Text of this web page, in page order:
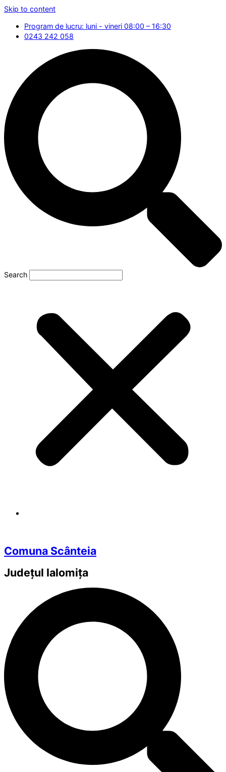
Skip to content
Program de lucru: luni - vineri 08:00 – 16:30
0243 242 058
Search
Comuna Scânteia
Județul Ialomița